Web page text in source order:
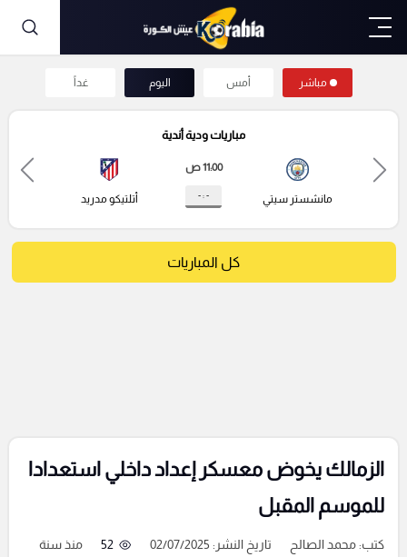
مباشر أمس اليوم غداً
مباريات ودية أندية
مانشستر سيتي
11:00 ص
- : - أتلتيكو مدريد
كل المباريات
الزمالك يخوض معسكر إعداد داخلي استعدادا
للموسم المقبل
كتب:محمد الصالح تاريخ النشر: 02/07/2025 52 منذ سنة